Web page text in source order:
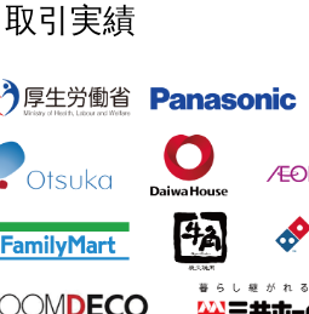
取引実績